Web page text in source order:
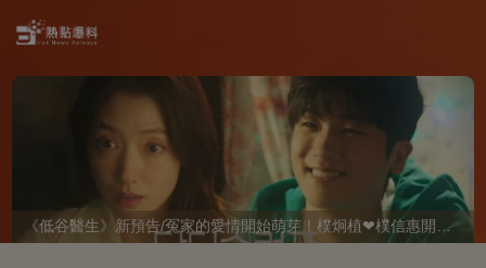
《低谷醫生》新預告/冤家的愛情開始萌芽！樸炯植❤樸信惠開啓「同居生活」互相共鳴、安慰~